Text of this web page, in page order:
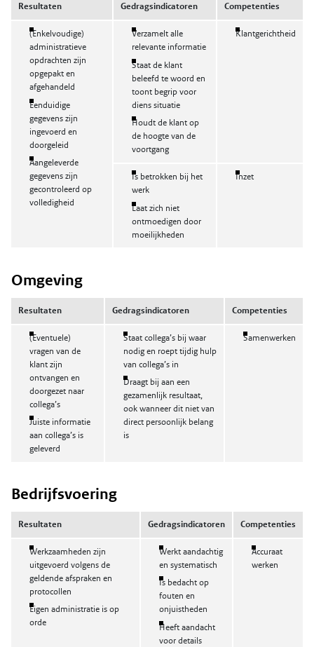
Resultaten Gedragsindicatoren Competenties
(Enkelvoudige)
administratieve
opdrachten zijn
opgepakt en
afgehandeld
Eenduidige
gegevens zijn
ingevoerd en
doorgeleid
Aangeleverde
gegevens zijn
gecontroleerd op
volledigheid
Verzamelt alle
relevante informatie
Staat de klant
beleefd te woord en
toont begrip voor
diens situatie
Houdt de klant op
de hoogte van de
voortgang
Klantgerichtheid
Is betrokken bij het
werk
Laat zich niet
ontmoedigen door
moeilijkheden
Inzet
Omgeving
Resultaten Gedragsindicatoren Competenties
(Eventuele)
vragen van de
klant zijn
ontvangen en
doorgezet naar
collega’s
Juiste informatie
aan collega’s is
geleverd
Staat collega’s bij waar
nodig en roept tijdig hulp
van collega’s in
Draagt bij aan een
gezamenlijk resultaat,
ook wanneer dit niet van
direct persoonlijk belang
is
Samenwerken
Bedrijfsvoering
Resultaten Gedragsindicatoren Competenties
Werkzaamheden zijn
uitgevoerd volgens de
geldende afspraken en
protocollen
Eigen administratie is op
orde
Werkt aandachtig
en systematisch
Is bedacht op
fouten en
onjuistheden
Heeft aandacht
voor details
Accuraat
werken